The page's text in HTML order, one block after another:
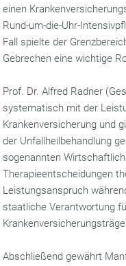
einen
Rund-um-die-Uhr-
Fall spielte der
Gebrechen eine wichtige
Prof. Dr. Alfred Radner
systematisch mit der
Krankenversicherung und
der Unfallheilbehandlung
sogenannten
Therapieentscheidungen
Leistungsanspruch
staatliche Verantwortung
Abschließend gewährt